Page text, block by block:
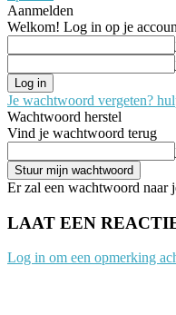
Aanmelden
Welkom! Log in op je
Je wachtwoord vergeten?
Wachtwoord herstel
Vind je wachtwoord terug
Er zal een wachtwoord naar
LAAT EEN
Log in om een opmerking